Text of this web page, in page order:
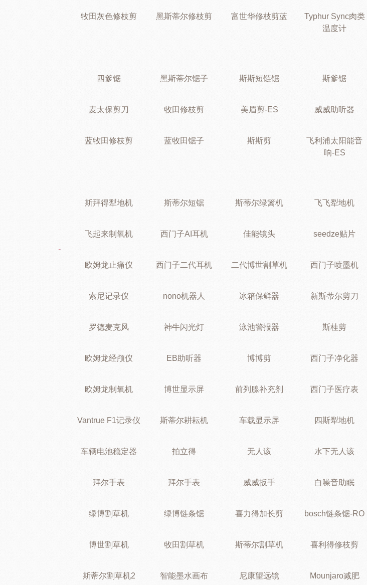
牧田灰色修枝剪 黑斯蒂尔修枝剪 富世华修枝剪蓝
Typhur Sync肉类
温度计
四爹锯 黑斯蒂尔锯子 斯斯短链锯 斯爹锯
麦太保剪刀 牧田修枝剪 美眉剪-ES 威威助听器
蓝牧田修枝剪 蓝牧田锯子 斯斯剪
飞利浦太阳能音
响-ES
斯拜得犁地机 斯蒂尔短锯 斯蒂尔绿篱机 飞飞犁地机
飞起来制氧机 西门子AI耳机 佳能镜头 seedze贴片
欧姆龙止痛仪 西门子二代耳机 二代博世割草机 西门子喷墨机
索尼记录仪 nono机器人 冰箱保鲜器 新斯蒂尔剪刀
罗德麦克风 神牛闪光灯 泳池警报器 斯桂剪
欧姆龙经颅仪 EB助听器 博博剪 西门子净化器
欧姆龙制氧机 博世显示屏 前列腺补充剂 西门子医疗表
Vantrue F1记录仪 斯蒂尔耕耘机 车载显示屏 四斯犁地机
车辆电池稳定器 拍立得 无人该 水下无人该
拜尔手表 拜尔手表 威威扳手 白噪音助眠
绿博割草机 绿博链条锯 喜力得加长剪 bosch链条锯-RO
博世割草机 牧田割草机 斯蒂尔割草机 喜利得修枝剪
斯蒂尔割草机2 智能墨水画布 尼康望远镜 Mounjaro减肥